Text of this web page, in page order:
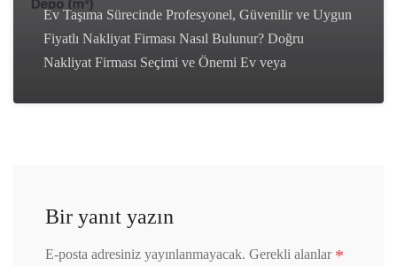
Ev Taşıma Sürecinde Profesyonel, Güvenilir ve Uygun
Fiyatlı Nakliyat Firması Nasıl Bulunur? Doğru
Nakliyat Firması Seçimi ve Önemi Ev veya
Bir yanıt yazın
E-posta adresiniz yayınlanmayacak. Gerekli alanlar *